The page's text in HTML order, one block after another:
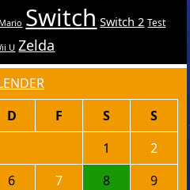
Switch Switch 2 Test
U Zelda
D F S
S
1
2
6 7 8
9